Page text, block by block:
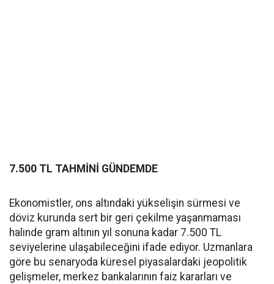
7.500 TL TAHMİNİ GÜNDEMDE
Ekonomistler, ons altındaki yükselişin sürmesi ve
döviz kurunda sert bir geri çekilme yaşanmaması
halinde gram altının yıl sonuna kadar 7.500 TL
seviyelerine ulaşabileceğini ifade ediyor. Uzmanlara
göre bu senaryoda küresel piyasalardaki jeopolitik
gelişmeler, merkez bankalarının faiz kararları ve